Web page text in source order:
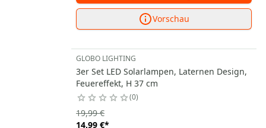
Vorschau
GLOBO LIGHTING
3er Set LED Solarlampen, Laternen Design,
Feuereffekt, H 37 cm
0
14,99 €*
19,99 €